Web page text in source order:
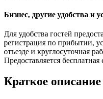
Бизнес, другие удобства и
Для удобства гостей
регистрация по прибытии,
отъезде и круглосуточная
Предоставляется бесплатная
Краткое описание